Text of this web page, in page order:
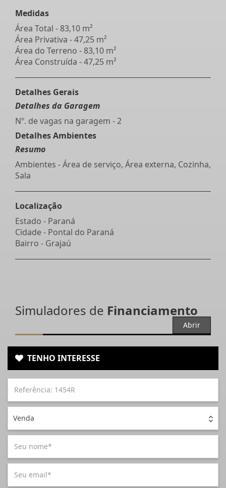
Medidas
Área Total - 83,10 m²
Área Privativa - 47,25 m²
Área do Terreno - 83,10 m²
Área Construída - 47,25 m²
Detalhes Gerais
Detalhes da Garagem
Nº. de vagas na garagem - 2
Detalhes Ambientes
Resumo
Ambientes - Área de serviço, Área externa, Cozinha,
Sala
Localização
Estado - Paraná
Cidade - Pontal do Paraná
Bairro - Grajaú
Simuladores de Financiamento
Abrir
TENHO INTERESSE
Venda